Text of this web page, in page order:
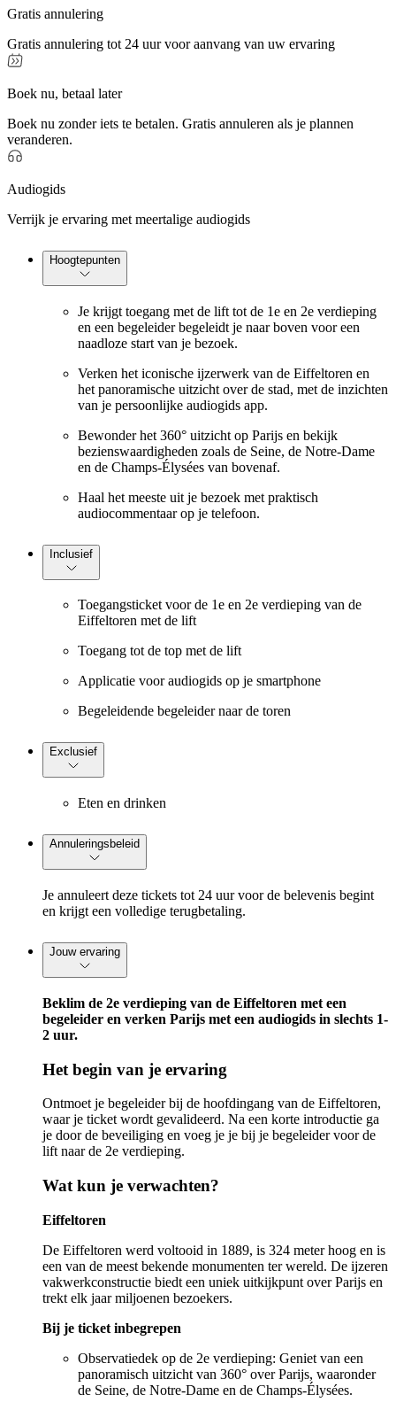
Gratis annulering
Gratis annulering tot 24 uur voor aanvang van uw ervaring
Boek nu, betaal later
Boek nu zonder iets te betalen. Gratis annuleren als je plannen
veranderen.
Audiogids
Verrijk je ervaring met meertalige audiogids
Hoogtepunten
Je krijgt toegang met de lift tot de 1e en 2e verdieping
en een begeleider begeleidt je naar boven voor een
naadloze start van je bezoek.
Verken het iconische ijzerwerk van de Eiffeltoren en
het panoramische uitzicht over de stad, met de inzichten
van je persoonlijke audiogids app.
Bewonder het 360° uitzicht op Parijs en bekijk
bezienswaardigheden zoals de Seine, de Notre-Dame
en de Champs-Élysées van bovenaf.
Haal het meeste uit je bezoek met praktisch
audiocommentaar op je telefoon.
Inclusief
Toegangsticket voor de 1e en 2e verdieping van de
Eiffeltoren met de lift
Toegang tot de top met de lift
Applicatie voor audiogids op je smartphone
Begeleidende begeleider naar de toren
Exclusief
Eten en drinken
Annuleringsbeleid
Je annuleert deze tickets tot 24 uur voor de belevenis begint
en krijgt een volledige terugbetaling.
Jouw ervaring
Beklim de 2e verdieping van de Eiffeltoren met een
begeleider en verken Parijs met een audiogids in slechts 1-
2 uur.
Het begin van je ervaring
Ontmoet je begeleider bij de hoofdingang van de Eiffeltoren,
waar je ticket wordt gevalideerd. Na een korte introductie ga
je door de beveiliging en voeg je je bij je begeleider voor de
lift naar de 2e verdieping.
Wat kun je verwachten?
Eiffeltoren
De Eiffeltoren werd voltooid in 1889, is 324 meter hoog en is
een van de meest bekende monumenten ter wereld. De ijzeren
vakwerkconstructie biedt een uniek uitkijkpunt over Parijs en
trekt elk jaar miljoenen bezoekers.
Bij je ticket inbegrepen
Observatiedek op de 2e verdieping: Geniet van een
panoramisch uitzicht van 360° over Parijs, waaronder
de Seine, de Notre-Dame en de Champs-Élysées.